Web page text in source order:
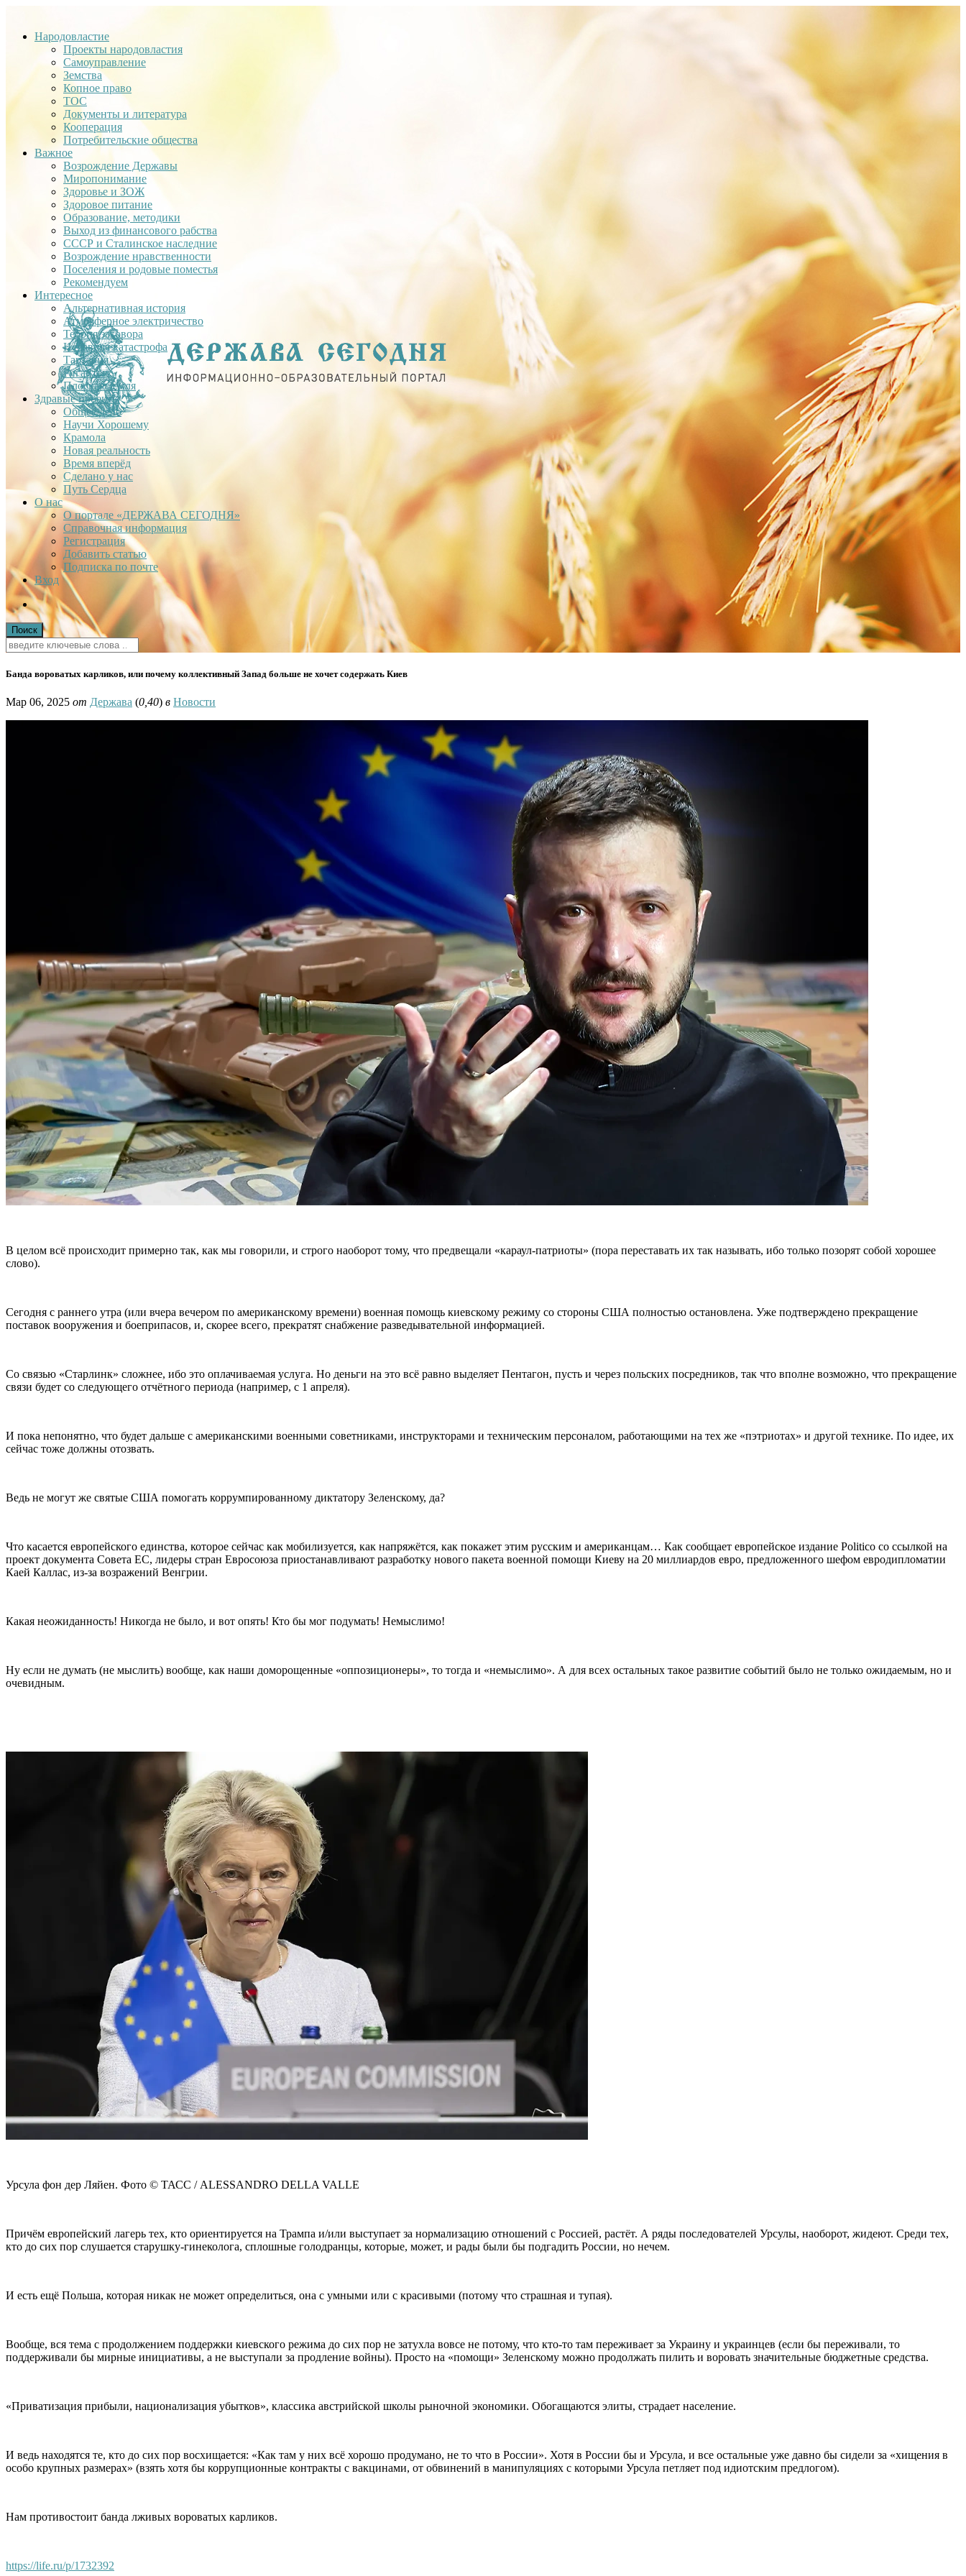
Народовластие
Проекты народовластия
Самоуправление
Земства
Копное право
ТОС
Документы и литература
Кооперация
Потребительские общества
Важное
Возрождение Державы
Миропонимание
Здоровье и ЗОЖ
Здоровое питание
Образование, методики
Выход из финансового рабства
СССР и Сталинское наследние
Возрождение нравственности
Поселения и родовые поместья
Рекомендуем
Интересное
Альтернативная история
Атмосферное электричество
Теория заговора
Недавняя катастрофа
Тартария
Гиганты
Плоская Земля
Здравые проекты
Общее дело
Научи Хорошему
Крамола
Новая реальность
Время вперёд
Сделано у нас
Путь Сердца
О нас
О портале «ДЕРЖАВА СЕГОДНЯ»
Справочная информация
Регистрация
Добавить статью
Подписка по почте
Вход
Банда вороватых карликов, или почему коллективный Запад больше не хочет содержать Киев
Мар 06, 2025 от Держава (0,40) в Новости
В целом всё происходит примерно так, как мы говорили, и строго наоборот тому, что предвещали «караул-патриоты» (пора переставать их так называть, ибо только позорят собой хорошее
слово).
Сегодня с раннего утра (или вчера вечером по американскому времени) военная помощь киевскому режиму со стороны США полностью остановлена. Уже подтверждено прекращение
поставок вооружения и боеприпасов, и, скорее всего, прекратят снабжение разведывательной информацией.
Со связью «Старлинк» сложнее, ибо это оплачиваемая услуга. Но деньги на это всё равно выделяет Пентагон, пусть и через польских посредников, так что вполне возможно, что прекращение
связи будет со следующего отчётного периода (например, с 1 апреля).
И пока непонятно, что будет дальше с американскими военными советниками, инструкторами и техническим персоналом, работающими на тех же «пэтриотах» и другой технике. По идее, их
сейчас тоже должны отозвать.
Ведь не могут же святые США помогать коррумпированному диктатору Зеленскому, да?
Что касается европейского единства, которое сейчас как мобилизуется, как напряжётся, как покажет этим русским и американцам… Как сообщает европейское издание Politico со ссылкой на
проект документа Совета ЕС, лидеры стран Евросоюза приостанавливают разработку нового пакета военной помощи Киеву на 20 миллиардов евро, предложенного шефом евродипломатии
Каей Каллас, из-за возражений Венгрии.
Какая неожиданность! Никогда не было, и вот опять! Кто бы мог подумать! Немыслимо!
Ну если не думать (не мыслить) вообще, как наши доморощенные «оппозиционеры», то тогда и «немыслимо». А для всех остальных такое развитие событий было не только ожидаемым, но и
очевидным.
Урсула фон дер Ляйен. Фото © ТАСС / ALESSANDRO DELLA VALLE
Причём европейский лагерь тех, кто ориентируется на Трампа и/или выступает за нормализацию отношений с Россией, растёт. А ряды последователей Урсулы, наоборот, жидеют. Среди тех,
кто до сих пор слушается старушку-гинеколога, сплошные голодранцы, которые, может, и рады были бы подгадить России, но нечем.
И есть ещё Польша, которая никак не может определиться, она с умными или с красивыми (потому что страшная и тупая).
Вообще, вся тема с продолжением поддержки киевского режима до сих пор не затухла вовсе не потому, что кто-то там переживает за Украину и украинцев (если бы переживали, то
поддерживали бы мирные инициативы, а не выступали за продление войны). Просто на «помощи» Зеленскому можно продолжать пилить и воровать значительные бюджетные средства.
«Приватизация прибыли, национализация убытков», классика австрийской школы рыночной экономики. Обогащаются элиты, страдает население.
И ведь находятся те, кто до сих пор восхищается: «Как там у них всё хорошо продумано, не то что в России». Хотя в России бы и Урсула, и все остальные уже давно бы сидели за «хищения в
особо крупных размерах» (взять хотя бы коррупционные контракты с вакцинами, от обвинений в манипуляциях с которыми Урсула петляет под идиотским предлогом).
Нам противостоит банда лживых вороватых карликов.
https://life.ru/p/1732392